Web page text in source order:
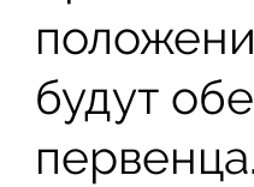
будут